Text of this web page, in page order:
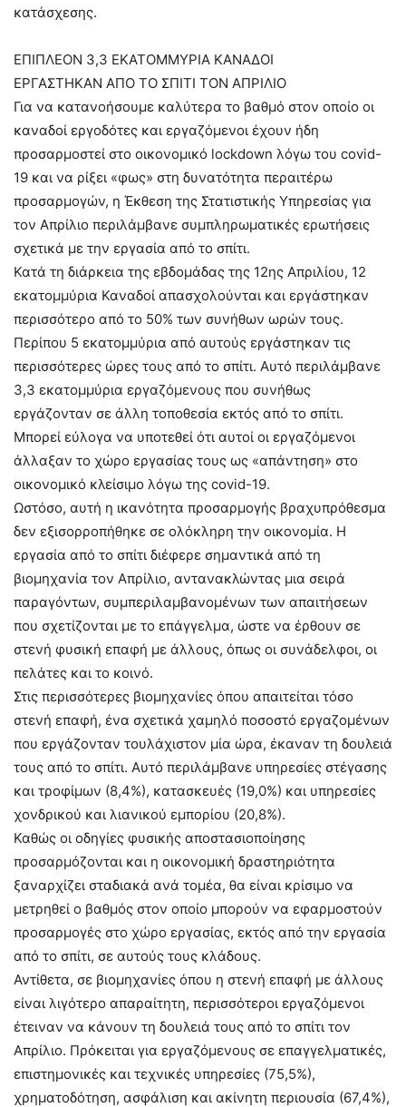
κατάσχεσης.
ΕΠΙΠΛΕΟΝ 3,3 ΕΚΑΤΟΜΜΥΡΙΑ ΚΑΝΑΔΟΙ
ΕΡΓΑΣΤΗΚΑΝ ΑΠΟ ΤΟ ΣΠΙΤΙ ΤΟΝ ΑΠΡΙΛΙΟ
Για να κατανοήσουμε καλύτερα το βαθμό στον οποίο οι
καναδοί εργοδότες και εργαζόμενοι έχουν ήδη
προσαρμοστεί στο οικονομικό lockdown λόγω του covid-
19 και να ρίξει «φως» στη δυνατότητα περαιτέρω
προσαρμογών, η Έκθεση της Στατιστικής Υπηρεσίας για
τον Απρίλιο περιλάμβανε συμπληρωματικές ερωτήσεις
σχετικά με την εργασία από το σπίτι.
Κατά τη διάρκεια της εβδομάδας της 12ης Απριλίου, 12
εκατομμύρια Καναδοί απασχολούνται και εργάστηκαν
περισσότερο από το 50% των συνήθων ωρών τους.
Περίπου 5 εκατομμύρια από αυτούς εργάστηκαν τις
περισσότερες ώρες τους από το σπίτι. Αυτό περιλάμβανε
3,3 εκατομμύρια εργαζόμενους που συνήθως
εργάζονταν σε άλλη τοποθεσία εκτός από το σπίτι.
Μπορεί εύλογα να υποτεθεί ότι αυτοί οι εργαζόμενοι
άλλαξαν το χώρο εργασίας τους ως «απάντηση» στο
οικονομικό κλείσιμο λόγω της covid-19.
Ωστόσο, αυτή η ικανότητα προσαρμογής βραχυπρόθεσμα
δεν εξισορροπήθηκε σε ολόκληρη την οικονομία. Η
εργασία από το σπίτι διέφερε σημαντικά από τη
βιομηχανία τον Απρίλιο, αντανακλώντας μια σειρά
παραγόντων, συμπεριλαμβανομένων των απαιτήσεων
που σχετίζονται με το επάγγελμα, ώστε να έρθουν σε
στενή φυσική επαφή με άλλους, όπως οι συνάδελφοι, οι
πελάτες και το κοινό.
Στις περισσότερες βιομηχανίες όπου απαιτείται τόσο
στενή επαφή, ένα σχετικά χαμηλό ποσοστό εργαζομένων
που εργάζονταν τουλάχιστον μία ώρα, έκαναν τη δουλειά
τους από το σπίτι. Αυτό περιλάμβανε υπηρεσίες στέγασης
και τροφίμων (8,4%), κατασκευές (19,0%) και υπηρεσίες
χονδρικού και λιανικού εμπορίου (20,8%).
Καθώς οι οδηγίες φυσικής αποστασιοποίησης
προσαρμόζονται και η οικονομική δραστηριότητα
ξαναρχίζει σταδιακά ανά τομέα, θα είναι κρίσιμο να
μετρηθεί ο βαθμός στον οποίο μπορούν να εφαρμοστούν
προσαρμογές στο χώρο εργασίας, εκτός από την εργασία
από το σπίτι, σε αυτούς τους κλάδους.
Αντίθετα, σε βιομηχανίες όπου η στενή επαφή με άλλους
είναι λιγότερο απαραίτητη, περισσότεροι εργαζόμενοι
έτειναν να κάνουν τη δουλειά τους από το σπίτι τον
Απρίλιο. Πρόκειται για εργαζόμενους σε επαγγελματικές,
επιστημονικές και τεχνικές υπηρεσίες (75,5%),
χρηματοδότηση, ασφάλιση και ακίνητη περιουσία (67,4%),